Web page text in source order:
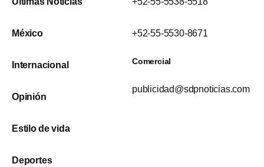
México
Internacional
Opinión
Estilo de vida
Deportes
+52-55-5530-8671
Comercial
publicidad@sdpnoticias.com